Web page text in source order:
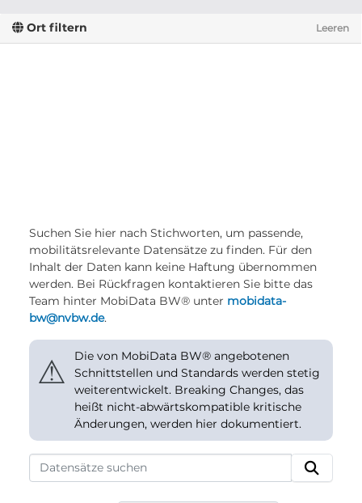
Ort filtern Leeren
Suchen Sie hier nach Stichworten, um passende,
mobilitätsrelevante Datensätze zu finden. Für den
Inhalt der Daten kann keine Haftung übernommen
werden. Bei Rückfragen kontaktieren Sie bitte das
Team hinter MobiData BW® unter mobidata-
bw@nvbw.de.
⚠
Die von MobiData BW® angebotenen
Schnittstellen und Standards werden stetig
weiterentwickelt. Breaking Changes, das
heißt nicht-abwärtskompatible kritische
Änderungen, werden hier dokumentiert.